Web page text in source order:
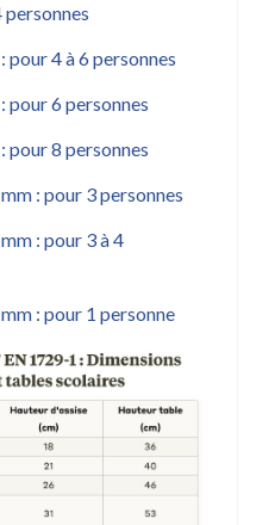
pour 4 à 6 personnes
pour 6 personnes
pour 8 personnes
: pour 3 personnes
: pour 3 à 4
: pour 1 personne